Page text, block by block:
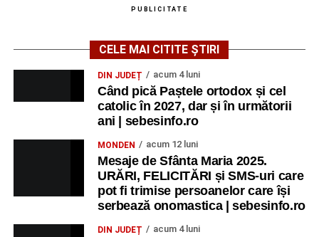
PUBLICITATE
CELE MAI CITITE ȘTIRI
DIN JUDEȚ acum 4 luni
Când pică Paștele ortodox și cel
catolic în 2027, dar și în următorii
ani | sebesinfo.ro
MONDEN acum 12 luni
Mesaje de Sfânta Maria 2025.
URĂRI, FELICITĂRI și SMS-uri care
pot fi trimise persoanelor care își
serbează onomastica | sebesinfo.ro
DIN JUDEȚ acum 4 luni